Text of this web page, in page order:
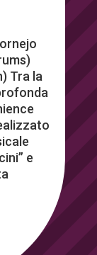
Tra la
e